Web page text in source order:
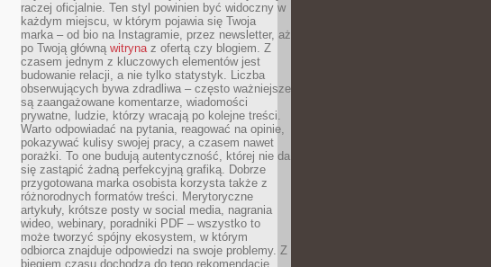
raczej oficjalnie. Ten styl powinien być widoczny w
każdym miejscu, w którym pojawia się Twoja
marka – od bio na Instagramie, przez newsletter, aż
po Twoją główną witrynaz ofertą czy blogiem. Z
czasem jednym z kluczowych elementów jest
budowanie relacji, a nie tylko statystyk. Liczba
obserwujących bywa zdradliwa – często ważniejsze
są zaangażowane komentarze, wiadomości
prywatne, ludzie, którzy wracają po kolejne treści.
Warto odpowiadać na pytania, reagować na opinie,
pokazywać kulisy swojej pracy, a czasem nawet
porażki. To one budują autentyczność, której nie da
się zastąpić żadną perfekcyjną grafiką. Dobrze
przygotowana marka osobista korzysta także z
różnorodnych formatów treści. Merytoryczne
artykuły, krótsze posty w social media, nagrania
wideo, webinary, poradniki PDF – wszystko to
może tworzyć spójny ekosystem, w którym
odbiorca znajduje odpowiedzi na swoje problemy. Z
biegiem czasu dochodzą do tego rekomendacje,